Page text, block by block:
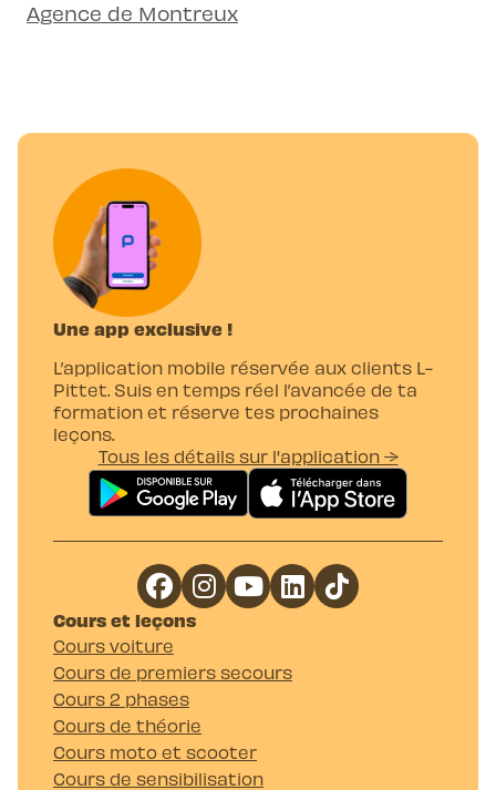
Agence de Montreux
Une app exclusive !
L’application mobile réservée aux clients L-
Pittet. Suis en temps réel l’avancée de ta
formation et réserve tes prochaines
leçons.
Tous les détails sur l'application →
Cours et leçons
Cours voiture
Cours de premiers secours
Cours 2 phases
Cours de théorie
Cours moto et scooter
Cours de sensibilisation